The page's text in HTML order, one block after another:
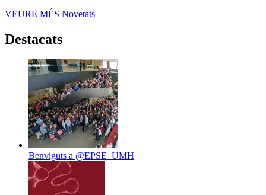
VEURE MÉS Novetats
Destacats
Benviguts a @EPSE_UMH